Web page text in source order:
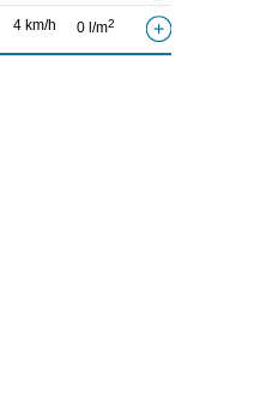
4 km/h 0 l/m2